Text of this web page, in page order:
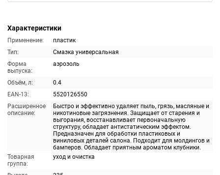
Характеристики
Применение:
пластик
Тип:
Смазка универсальная
Форма
выпуска:
аэрозоль
Объём, л:
0.4
EAN-13:
5520126550
Расширенное
описание:
Быстро и эффективно удаляет пыль, грязь, масляные и
никотиновые загрязнения. Защищает от старения и
выгорания, восстанавливает первоначальную
структуру, обладает антистатическим эффектом.
Предназначен для обработки пластиковых и
виниловых деталей салона. Подходит для молдингов и
бамперов. Обладает приятным ароматом клубники.
Товарная
группа:
уход и очистка